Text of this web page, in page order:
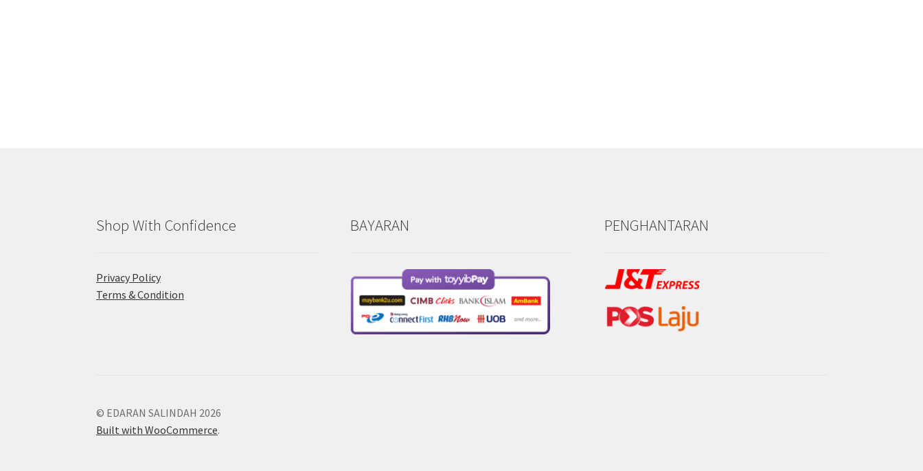
Shop With Confidence
Privacy Policy
Terms & Condition
BAYARAN PENGHANTARAN
© EDARAN SALINDAH 2026
Built with WooCommerce.